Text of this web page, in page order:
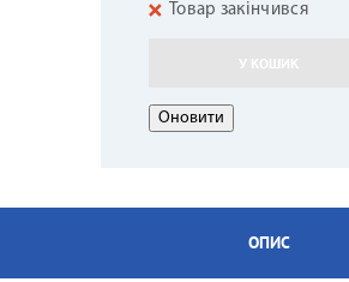
Товар закінчився
У КОШИК
ОПИС